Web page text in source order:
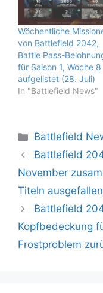
Wöchentliche
von Battlefield 2042,
Battle Pass-
für Saison 1, Woche 8
aufgelistet (28. Juli)
In "Battlefield News"
Kategorien
Battlefield
Battlefield
November
Titeln
Battlefield
Kopfbedeckung
Frostproblem